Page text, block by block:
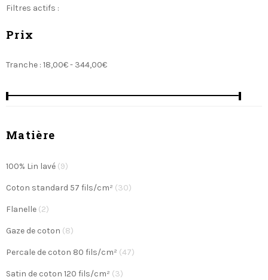
à la finition Easycare, nécessitant peu ou pas de
- Satin de coton 110 à 120
180fils/cm
douceur inégalée.
lavée.
Colissimo en France métropolitaine, et d'un service
client réactif via notre chat en ligne.
durable à votre literie avec notre collection d’unis
Filtres actifs :
Prix
Tranche : 18,00€ - 344,00€
Matière
100% Lin lavé (9)
Coton standard 57 fils/cm² (30)
Flanelle (2)
Gaze de coton (8)
Percale de coton 80 fils/cm² (47)
Satin de coton 120 fils/cm² (3)